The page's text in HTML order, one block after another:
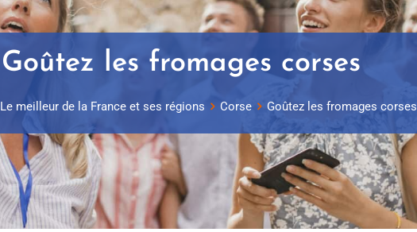
Goûtez les fromages corses
Le meilleur de la France et ses régions Corse Goûtez les fromages corses